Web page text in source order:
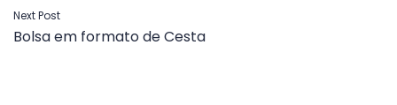
Post
Next Post
Bolsa em formato de Cesta